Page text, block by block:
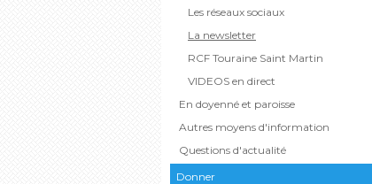
Les réseaux sociaux
La newsletter
RCF Touraine Saint Martin
VIDEOS en direct
En doyenné et paroisse
Autres moyens d'information
Questions d'actualité
Donner